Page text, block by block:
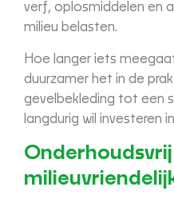
verf, oplosmiddelen en
milieu belasten.
Hoe langer iets
duurzamer het in de
gevelbekleding tot een
langdurig wil investeren
Onderhoudsvrij